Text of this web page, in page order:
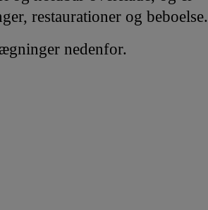
restaurationer og beboelse.
nedenfor.